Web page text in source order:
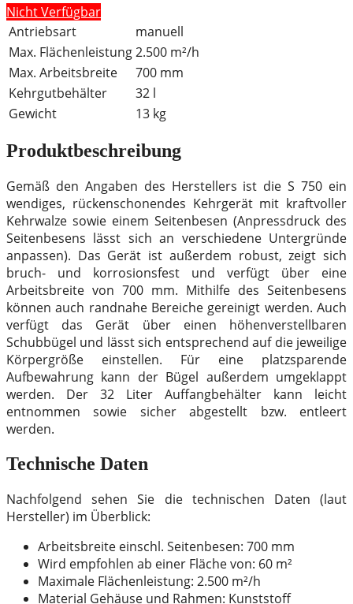
Nicht Verfügbar
Antriebsart
manuell
Max. Flächenleistung2.500 m²/h
Max. Arbeitsbreite
700 mm
Kehrgutbehälter
32 l
Gewicht
13 kg
Produktbeschreibung
Gemäß den Angaben des Herstellers ist die S 750 ein
wendiges, rückenschonendes Kehrgerät mit kraftvoller
Kehrwalze sowie einem Seitenbesen (Anpressdruck des
Seitenbesens lässt sich an verschiedene Untergründe
anpassen). Das Gerät ist außerdem robust, zeigt sich
bruch- und korrosionsfest und verfügt über eine
Arbeitsbreite von 700 mm. Mithilfe des Seitenbesens
können auch randnahe Bereiche gereinigt werden. Auch
verfügt das Gerät über einen höhenverstellbaren
Schubbügel und lässt sich entsprechend auf die jeweilige
Körpergröße einstellen. Für eine platzsparende
Aufbewahrung kann der Bügel außerdem umgeklappt
werden. Der 32 Liter Auffangbehälter kann leicht
entnommen sowie sicher abgestellt bzw. entleert
werden.
Technische Daten
Nachfolgend sehen Sie die technischen Daten (laut
Hersteller) im Überblick:
Arbeitsbreite einschl. Seitenbesen: 700 mm
Wird empfohlen ab einer Fläche von: 60 m²
Maximale Flächenleistung: 2.500 m²/h
Material Gehäuse und Rahmen: Kunststoff